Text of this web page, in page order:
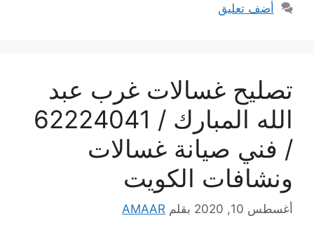
أضف تعليق
تصليح غسالات غرب عبد
الله المبارك / 62224041
/ فني صيانة غسالات
ونشافات الكويت
أغسطس 10, 2020 بقلم AMAAR